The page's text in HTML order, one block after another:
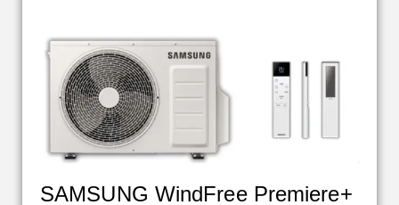
SAMSUNG WindFree Premiere+